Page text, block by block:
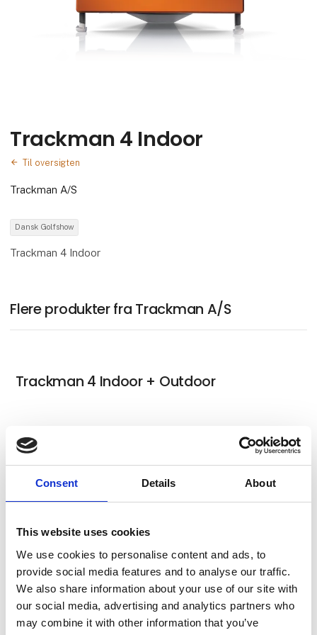
Consent Details About
This website uses cookies
We use cookies to personalise content and ads, to
provide social media features and to analyse our traffic.
We also share information about your use of our site with
our social media, advertising and analytics partners who
may combine it with other information that you’ve
Trackman 4 Indoor
Til oversigten
Trackman A/S
Dansk Golfshow
Trackman 4 Indoor
Flere produkter fra Trackman A/S
Trackman 4 Indoor + Outdoor
Trackman iO